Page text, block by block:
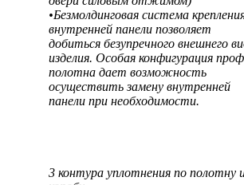
•Безмолдинговая система
внутренней панели позволяет
добиться безупречного внешнего
изделия. Особая конфигурация
полотна дает возможность
осуществить замену внутренней
панели при необходимости.
3 контура уплотнения по полотну